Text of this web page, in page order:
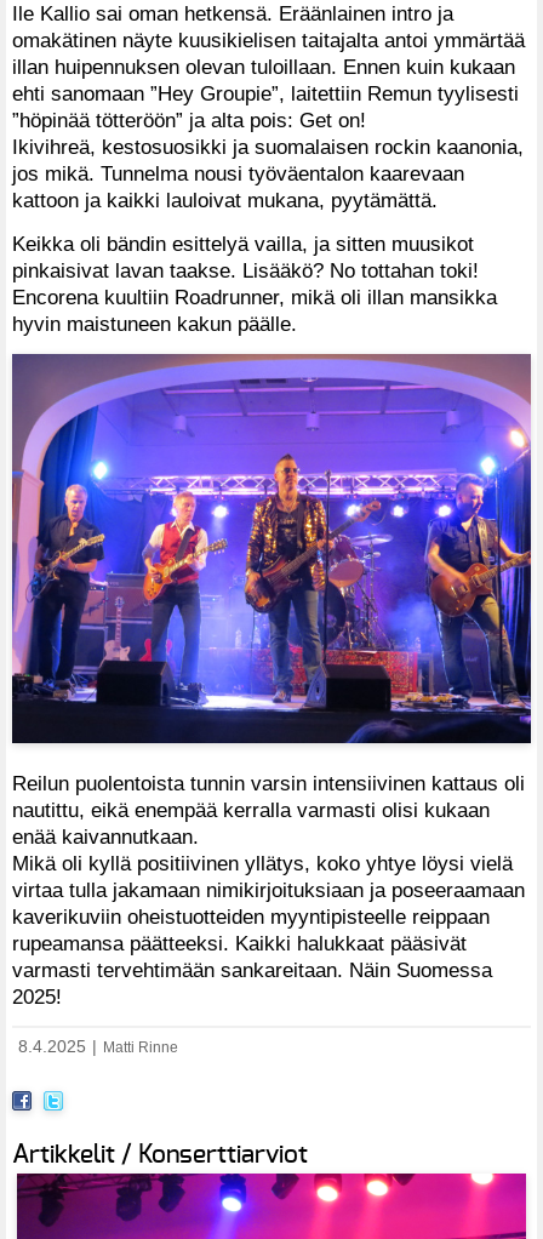
Ile Kallio sai oman hetkensä. Eräänlainen intro ja
omakätinen näyte kuusikielisen taitajalta antoi ymmärtää
illan huipennuksen olevan tuloillaan. Ennen kuin kukaan
ehti sanomaan ”Hey Groupie”, laitettiin Remun tyylisesti
”höpinää tötteröön” ja alta pois: Get on!
Ikivihreä, kestosuosikki ja suomalaisen rockin kaanonia,
jos mikä. Tunnelma nousi työväentalon kaarevaan
kattoon ja kaikki lauloivat mukana, pyytämättä.
Keikka oli bändin esittelyä vailla, ja sitten muusikot
pinkaisivat lavan taakse. Lisääkö? No tottahan toki!
Encorena kuultiin Roadrunner, mikä oli illan mansikka
hyvin maistuneen kakun päälle.
Reilun puolentoista tunnin varsin intensiivinen kattaus oli
nautittu, eikä enempää kerralla varmasti olisi kukaan
enää kaivannutkaan.
Mikä oli kyllä positiivinen yllätys, koko yhtye löysi vielä
virtaa tulla jakamaan nimikirjoituksiaan ja poseeraamaan
kaverikuviin oheistuotteiden myyntipisteelle reippaan
rupeamansa päätteeksi. Kaikki halukkaat pääsivät
varmasti tervehtimään sankareitaan. Näin Suomessa
2025!
8.4.2025 Matti Rinne
Artikkelit / Konserttiarviot